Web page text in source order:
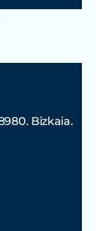
Bizkaia.